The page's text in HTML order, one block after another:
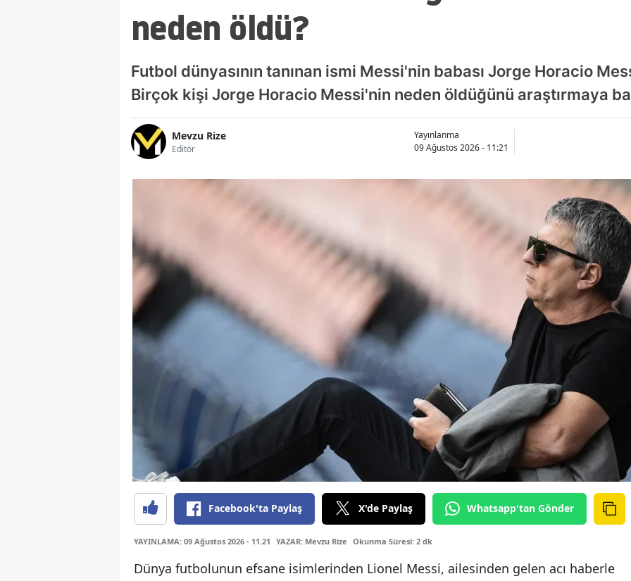
neden öldü?
Futbol dünyasının tanınan ismi Messi'nin babası Jorge Horacio
Birçok kişi Jorge Horacio Messi'nin neden öldüğünü araştırmaya
Mevzu Rize
Editör
Yayınlanma
09 Ağustos 2026 - 11:21
Facebook'ta Paylaş X'de Paylaş Whatsapp'tan Gönder
YAYINLAMA: 09 Ağustos 2026 - 11.21 YAZAR: Mevzu Rize Okunma Süresi: 2 dk
Dünya futbolunun efsane isimlerinden Lionel Messi, ailesinden gelen acı haberle